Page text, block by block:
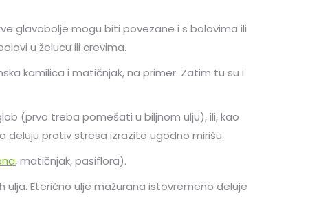
glavobolje mogu biti povezane i s bolovima ili
u želucu ili crevima.
kamilica i matičnjak, na primer. Zatim tu su i
(prvo treba pomešati u biljnom ulju), ili, kao
protiv stresa izrazito ugodno mirišu.
, matičnjak, pasiflora).
Eterično ulje mažurana istovremeno deluje